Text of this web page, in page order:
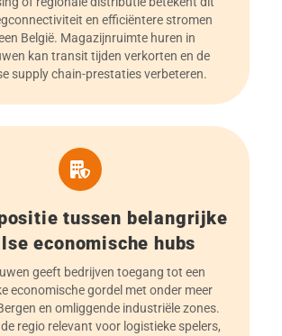
en efficiëntere stromen
België. Magazijnruimte huren in
kan transit tijden verkorten en de
supply chain-prestaties verbeteren.
tussen belangrijke
economische hubs
geeft bedrijven toegang tot een
economische gordel met onder meer
en omliggende industriële zones.
regio relevant voor logistieke spelers,